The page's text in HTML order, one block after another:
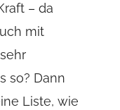
– da
mit
so? Dann
Liste, wie